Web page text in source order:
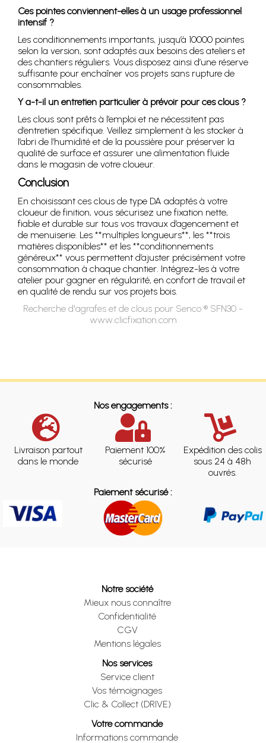
Ces pointes conviennent-elles à un usage professionnel
intensif ?
Les conditionnements importants, jusqu’à 10000 pointes
selon la version, sont adaptés aux besoins des ateliers et
des chantiers réguliers. Vous disposez ainsi d’une réserve
suffisante pour enchaîner vos projets sans rupture de
consommables.
Y a-t-il un entretien particulier à prévoir pour ces clous ?
Les clous sont prêts à l’emploi et ne nécessitent pas
d’entretien spécifique. Veillez simplement à les stocker à
l’abri de l’humidité et de la poussière pour préserver la
qualité de surface et assurer une alimentation fluide
dans le magasin de votre cloueur.
Conclusion
En choisissant ces clous de type DA adaptés à votre
cloueur de finition, vous sécurisez une fixation nette,
fiable et durable sur tous vos travaux d’agencement et
de menuiserie. Les **multiples longueurs**, les **trois
matières disponibles** et les **conditionnements
généreux** vous permettent d’ajuster précisément votre
consommation à chaque chantier. Intégrez-les à votre
atelier pour gagner en régularité, en confort de travail et
en qualité de rendu sur vos projets bois.
Recherche d'agrafes et de clous pour Senco ® SFN30 -
www.clicfixation.com
Nos engagements :
Livraison partout
dans le monde
Paiement 100%
sécurisé
Expédition des colis
sous 24 à 48h
ouvrés.
Paiement sécurisé :
Notre société
Mieux nous connaître
Confidentialité
CGV
Mentions légales
Nos services
Service client
Vos témoignages
Clic & Collect (DRIVE)
Votre commande
Informations commande